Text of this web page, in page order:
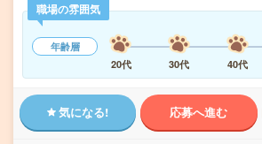
職場の雰囲気
年齢層
20代
30代 40代
気になる! 応募へ進む